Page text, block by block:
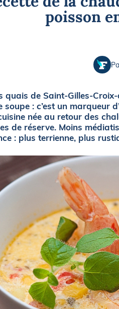
LOISIRS
Glisse
poisson
quais de Saint-Gilles-
soupe : c’est un marqueur
née au retour des
de réserve. Moins
: plus terrienne, plus